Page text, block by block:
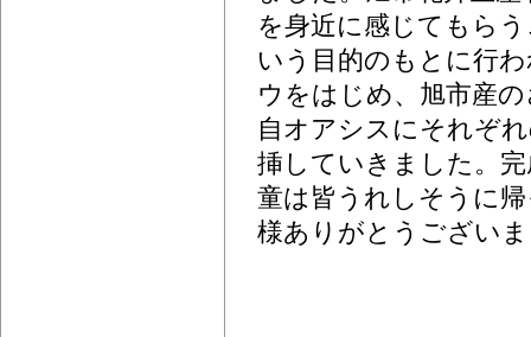
を身近に感じてもら
いう目的のもとに行
ウをはじめ、旭市産
自オアシスにそれぞ
挿していきました。
童は皆うれしそうに
様ありがとうござい